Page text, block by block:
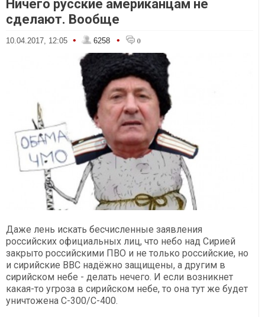
Ничего русские американцам не
сделают. Вообще
10.04.2017, 12:05 • 6258 • 0
Даже лень искать бесчисленные заявления
российских официальных лиц, что небо над Сирией
закрыто российскими ПВО и не только российские, но
и сирийские ВВС надёжно защищены, а другим в
сирийском небе - делать нечего. И если возникнет
какая-то угроза в сирийском небе, то она тут же будет
уничтожена С-300/С-400.